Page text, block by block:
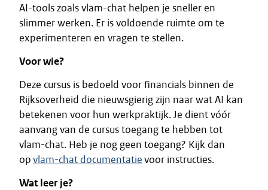
AI-tools zoals vlam-chat helpen je sneller en
slimmer werken. Er is voldoende ruimte om te
experimenteren en vragen te stellen.
Voor wie?
Deze cursus is bedoeld voor financials binnen de
Rijksoverheid die nieuwsgierig zijn naar wat AI kan
betekenen voor hun werkpraktijk. Je dient vóór
aanvang van de cursus toegang te hebben tot
vlam-chat. Heb je nog geen toegang? Kijk dan
opvlam-chat documentatievoor instructies.
Wat leer je?